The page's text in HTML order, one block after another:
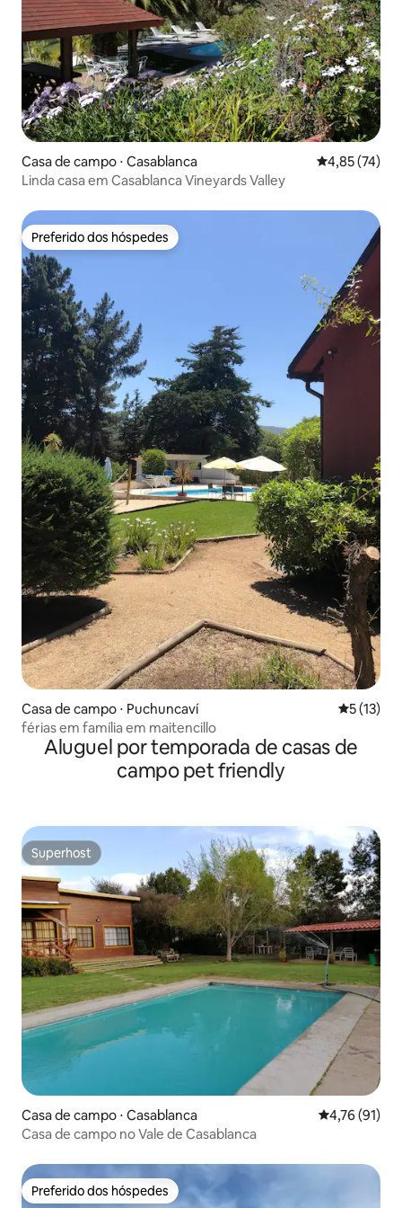
Casa de campo ⋅ Casablanca 4,85 de uma
4,85 (74)
Linda casa em Casablanca Vineyards Valley
Preferido dos hóspedes
Preferido dos hóspedes
Casa de campo ⋅ Puchuncaví 5 de uma
5 (13)
férias em família em maitencillo
Aluguel por temporada de casas de
campo pet friendly
Superhost
Superhost
Casa de campo ⋅ Casablanca 4,76 de uma
4,76 (91)
Casa de campo no Vale de Casablanca
Preferido dos hóspedes
Preferido dos hóspedes